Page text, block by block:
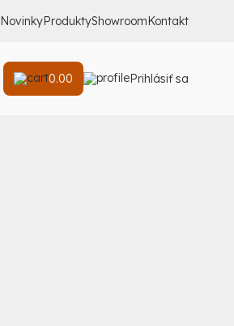
NovinkyProduktyShowroomKontakt
0.00 Prihlásiť sa